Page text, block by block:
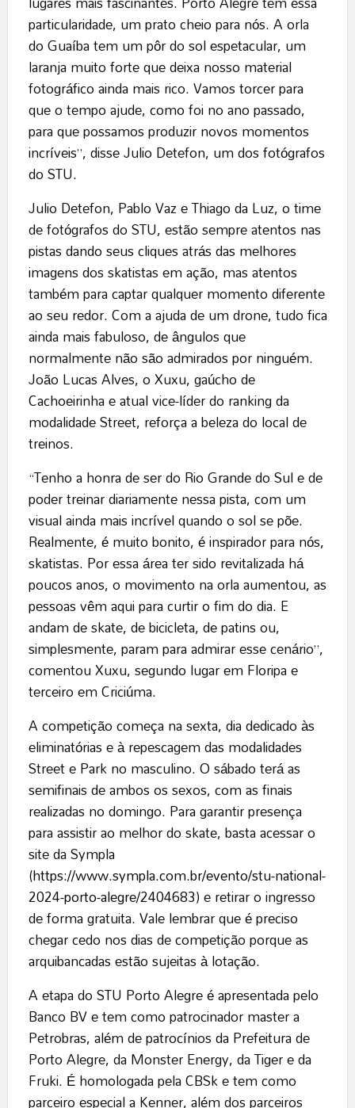
particularidade, um prato cheio para nós. A orla
do Guaíba tem um pôr do sol espetacular, um
laranja muito forte que deixa nosso material
fotográfico ainda mais rico. Vamos torcer para
que o tempo ajude, como foi no ano passado,
para que possamos produzir novos momentos
incríveis”, disse Julio Detefon, um dos fotógrafos
do STU.
Julio Detefon, Pablo Vaz e Thiago da Luz, o time
de fotógrafos do STU, estão sempre atentos nas
pistas dando seus cliques atrás das melhores
imagens dos skatistas em ação, mas atentos
também para captar qualquer momento diferente
ao seu redor. Com a ajuda de um drone, tudo fica
ainda mais fabuloso, de ângulos que
normalmente não são admirados por ninguém.
João Lucas Alves, o Xuxu, gaúcho de
Cachoeirinha e atual vice-líder do ranking da
modalidade Street, reforça a beleza do local de
treinos.
“Tenho a honra de ser do Rio Grande do Sul e de
poder treinar diariamente nessa pista, com um
visual ainda mais incrível quando o sol se põe.
Realmente, é muito bonito, é inspirador para nós,
skatistas. Por essa área ter sido revitalizada há
poucos anos, o movimento na orla aumentou, as
pessoas vêm aqui para curtir o fim do dia. E
andam de skate, de bicicleta, de patins ou,
simplesmente, param para admirar esse cenário”,
comentou Xuxu, segundo lugar em Floripa e
terceiro em Criciúma.
A competição começa na sexta, dia dedicado às
eliminatórias e à repescagem das modalidades
Street e Park no masculino. O sábado terá as
semifinais de ambos os sexos, com as finais
realizadas no domingo. Para garantir presença
para assistir ao melhor do skate, basta acessar o
site da Sympla
(https://www.sympla.com.br/evento/stu-national-
2024-porto-alegre/2404683) e retirar o ingresso
de forma gratuita. Vale lembrar que é preciso
chegar cedo nos dias de competição porque as
arquibancadas estão sujeitas à lotação.
A etapa do STU Porto Alegre é apresentada pelo
Banco BV e tem como patrocinador master a
Petrobras, além de patrocínios da Prefeitura de
Porto Alegre, da Monster Energy, da Tiger e da
Fruki. É homologada pela CBSk e tem como
parceiro especial a Kenner, além dos parceiros